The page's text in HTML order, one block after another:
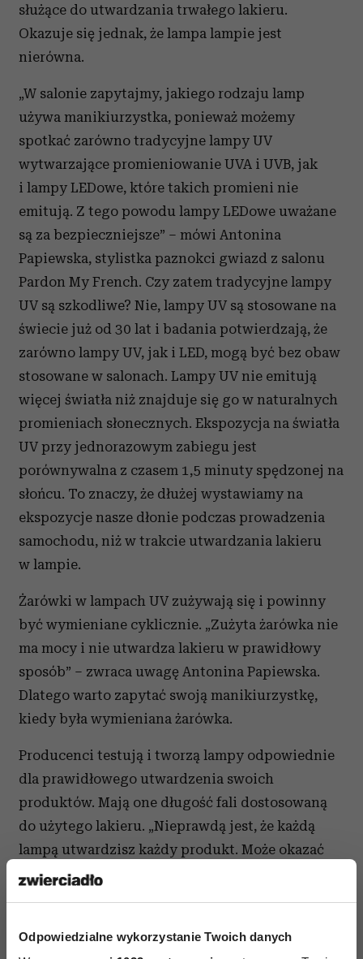
Odpowiedzialne wykorzystanie Twoich danych
służące do utwardzania trwałego lakieru.
Okazuje się jednak, że lampa lampie jest
nierówna.
„W salonie zapytajmy, jakiego rodzaju lamp
używa manikiurzystka, ponieważ możemy
spotkać zarówno tradycyjne lampy UV
wytwarzające promieniowanie UVA i UVB, jak
i lampy LEDowe, które takich promieni nie
emitują. Z tego powodu lampy LEDowe uważane
są za bezpieczniejsze” – mówi Antonina
Papiewska, stylistka paznokci gwiazd z salonu
Pardon My French. Czy zatem tradycyjne lampy
UV są szkodliwe? Nie, lampy UV są stosowane na
świecie już od 30 lat i badania potwierdzają, że
zarówno lampy UV, jak i LED, mogą być bez obaw
stosowane w salonach. Lampy UV nie emitują
więcej światła niż znajduje się go w naturalnych
promieniach słonecznych. Ekspozycja na światła
UV przy jednorazowym zabiegu jest
porównywalna z czasem 1,5 minuty spędzonej na
słońcu. To znaczy, że dłużej wystawiamy na
ekspozycje nasze dłonie podczas prowadzenia
samochodu, niż w trakcie utwardzania lakieru
w lampie.
Żarówki w lampach UV zużywają się i powinny
być wymieniane cyklicznie. „Zużyta żarówka nie
ma mocy i nie utwardza lakieru w prawidłowy
sposób” – zwraca uwagę Antonina Papiewska.
Dlatego warto zapytać swoją manikiurzystkę,
kiedy była wymieniana żarówka.
Producenci testują i tworzą lampy odpowiednie
dla prawidłowego utwardzenia swoich
produktów. Mają one długość fali dostosowaną
do użytego lakieru. „Nieprawdą jest, że każdą
lampą utwardzisz każdy produkt. Może okazać
się, że twój lakier zamiast gwarantowanych
również wpływ jakość produktu oraz to jak